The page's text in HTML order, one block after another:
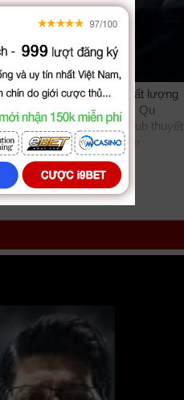
phụ đề tiếng việt chất lượng
Tiểu Long, Iko Uwais, Qu
Kinh Hoàng được vietsub thuyết
subnhanh nguonphim
Of Dread 2026, Wings Of
movie zingtv fptplay Netflix
phimbocliphub
vuighe hopphim webphim
Vietsub nhanh nhất, xem online
FullHD mới nhất. Mời các bạn